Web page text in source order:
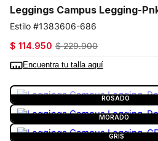
Leggings Campus Legging-
1383606-686
$ 114.950 $ 229.900
Encuentra tu talla aquí
ROSADO
MORADO
GRIS